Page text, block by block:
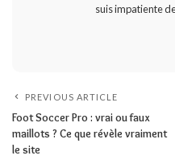
suis impatiente
PREVIOUS ARTICLE
Foot Soccer Pro : vrai ou faux
maillots ? Ce que révèle vraiment
le site